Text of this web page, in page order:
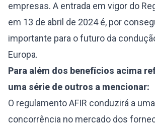
empresas. A entrada em vigor do
em 13 de abril de 2024 é, por
importante para o futuro da
Europa.
Para além dos benefícios acima
uma série de outros a mencionar:
O regulamento AFIR conduzirá a
concorrência no mercado dos